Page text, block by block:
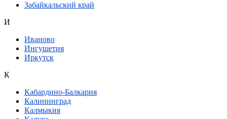
Забайкальский край
И
Иваново
Ингушетия
Иркутск
К
Кабардино-Балкария
Калининград
Калмыкия